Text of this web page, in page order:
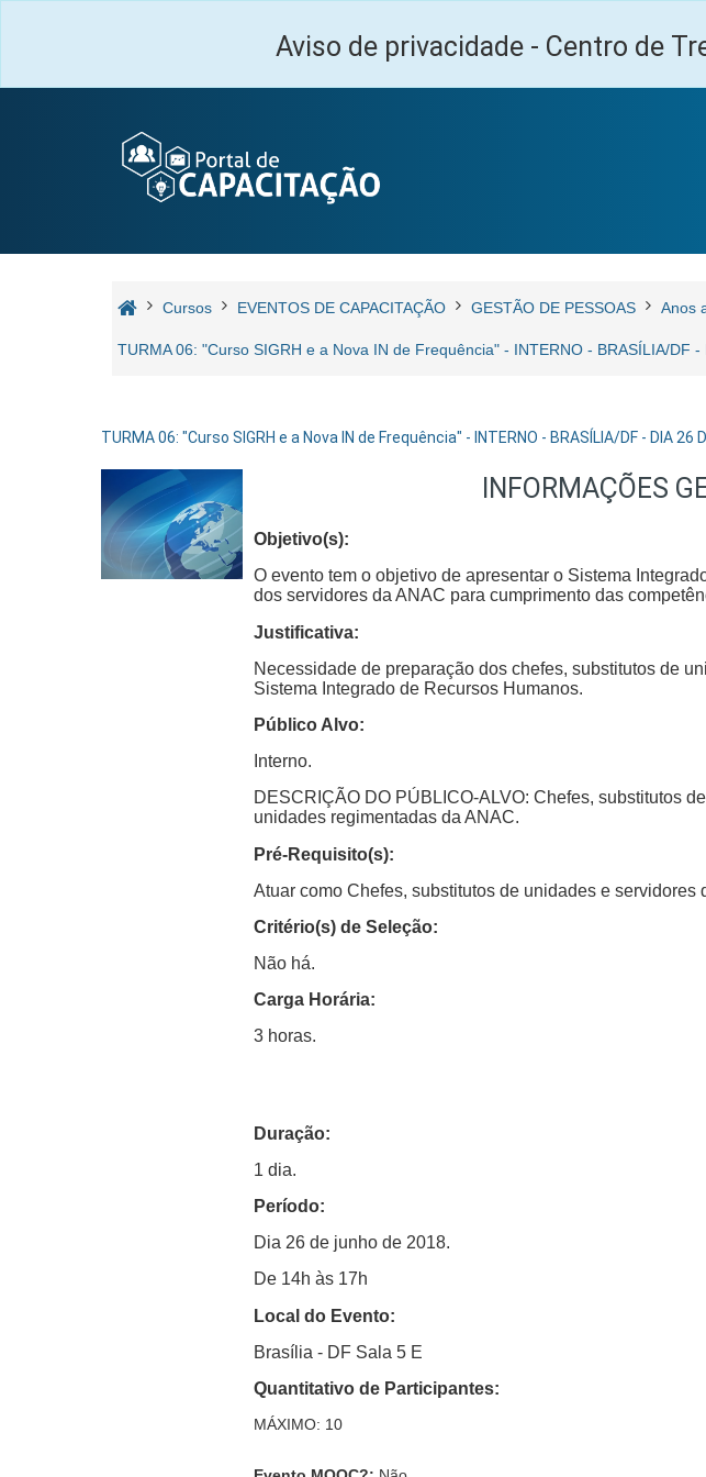
Aviso de privacidade - Centro de
Cursos EVENTOS DE CAPACITAÇÃO GESTÃO DE PESSOAS Anos
TURMA 06: "Curso SIGRH e a Nova IN de Frequência" - INTERNO - BRASÍLIA/DF
TURMA 06: "Curso SIGRH e a Nova IN de Frequência" - INTERNO - BRASÍLIA/DF - DIA 26
INFORMAÇÕES
Objetivo(s):
O evento tem o objetivo de apresentar o Sistema
dos servidores da ANAC para cumprimento das
Justificativa:
Necessidade de preparação dos chefes, substitutos de
Sistema Integrado de Recursos Humanos.
Público Alvo:
Interno.
DESCRIÇÃO DO PÚBLICO-ALVO: Chefes, substitutos
unidades regimentadas da ANAC.
Pré-Requisito(s):
Atuar como Chefes, substitutos de unidades e
Critério(s) de Seleção:
Não há.
Carga Horária:
3 horas.
Duração:
1 dia.
Período:
Dia 26 de junho de 2018.
De 14h às 17h
Local do Evento:
Brasília - DF Sala 5 E
Quantitativo de Participantes:
MÁXIMO: 10